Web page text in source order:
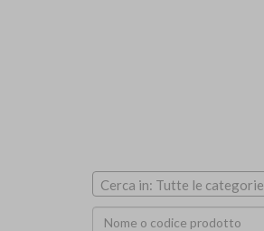
Cerca in: Tutte le categorie